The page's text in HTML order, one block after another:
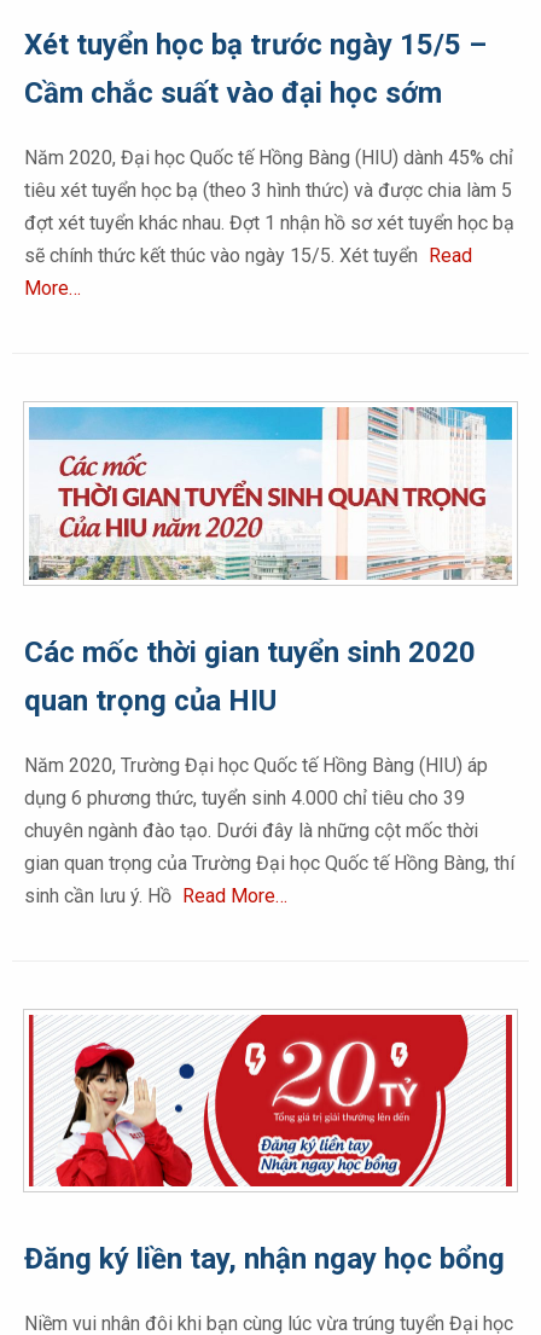
Xét tuyển học bạ trước ngày 15/5 –
Cầm chắc suất vào đại học sớm
Năm 2020, Đại học Quốc tế Hồng Bàng (HIU) dành 45% chỉ
tiêu xét tuyển học bạ (theo 3 hình thức) và được chia làm 5
đợt xét tuyển khác nhau. Đợt 1 nhận hồ sơ xét tuyển học bạ
sẽ chính thức kết thúc vào ngày 15/5. Xét tuyển Read
More…
Các mốc thời gian tuyển sinh 2020
quan trọng của HIU
Năm 2020, Trường Đại học Quốc tế Hồng Bàng (HIU) áp
dụng 6 phương thức, tuyển sinh 4.000 chỉ tiêu cho 39
chuyên ngành đào tạo. Dưới đây là những cột mốc thời
gian quan trọng của Trường Đại học Quốc tế Hồng Bàng, thí
sinh cần lưu ý. Hồ Read More…
Đăng ký liền tay, nhận ngay học bổng
Niềm vui nhân đôi khi bạn cùng lúc vừa trúng tuyển Đại học